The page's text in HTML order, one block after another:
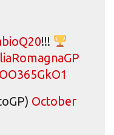
!!!
October